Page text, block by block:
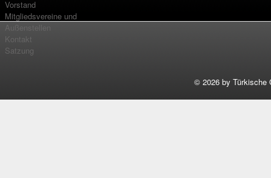
Vorstand
Mitgliedsvereine und
Außenstellen
Kontakt
Satzung
© 2026 by Türkische